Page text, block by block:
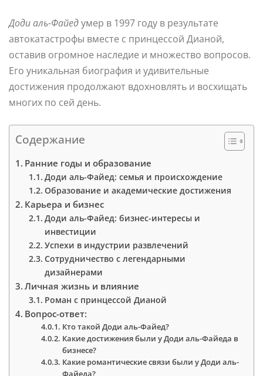
Доди аль-Файедумер в 1997 году в результате
автокатастрофы вместе с принцессой Дианой,
оставив огромное наследие и множество вопросов.
Его уникальная биография и удивительные
достижения продолжают вдохновлять и восхищать
многих по сей день.
Содержание
Ранние годы и образование
Доди аль-Файед: семья и происхождение
Образование и академические достижения
Карьера и бизнес
Доди аль-Файед: бизнес-интересы и
инвестиции
Успехи в индустрии развлечений
Сотрудничество с легендарными
дизайнерами
Личная жизнь и влияние
Роман с принцессой Дианой
Вопрос-ответ:
Кто такой Доди аль-Файед?
Какие достижения были у Доди аль-Файеда в
бизнесе?
Какие романтические связи были у Доди аль-
Файеда?